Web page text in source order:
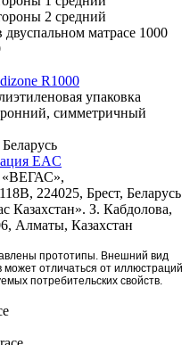
2 средний
матрасе 1000
R1000
упаковка
симметричный
Беларусь
EAC
224025, Брест, Беларусь
Казахстан». З. Кабдолова,
Алматы, Казахстан
прототипы. Внешний вид
может отличаться от иллюстраций
потребительских свойств.